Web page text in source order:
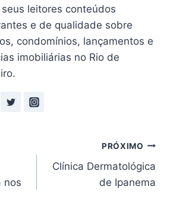
seus leitores conteúdos
e de qualidade sobre
condomínios, lançamentos e
imobiliárias no Rio de
nos
PRÓXIMO
Clínica Dermatológica
de Ipanema